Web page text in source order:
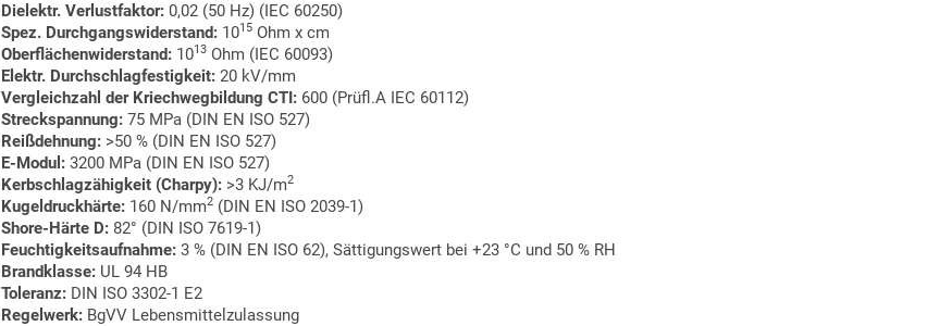
Dielektr. Verlustfaktor: 0,02 (50 Hz) (IEC 60250)
Spez. Durchgangswiderstand: 1015 Ohm x cm
Oberflächenwiderstand: 1013 Ohm (IEC 60093)
Elektr. Durchschlagfestigkeit: 20 kV/mm
Vergleichzahl der Kriechwegbildung CTI: 600 (Prüfl.A IEC 60112)
Streckspannung: 75 MPa (DIN EN ISO 527)
Reißdehnung: >50 % (DIN EN ISO 527)
E-Modul: 3200 MPa (DIN EN ISO 527)
Kerbschlagzähigkeit (Charpy): >3 KJ/m2
Kugeldruckhärte: 160 N/mm2 (DIN EN ISO 2039-1)
Shore-Härte D: 82° (DIN ISO 7619-1)
Feuchtigkeitsaufnahme: 3 % (DIN EN ISO 62), Sättigungswert bei +23 °C und 50 % RH
Brandklasse: UL 94 HB
Toleranz: DIN ISO 3302-1 E2
Regelwerk: BgVV Lebensmittelzulassung